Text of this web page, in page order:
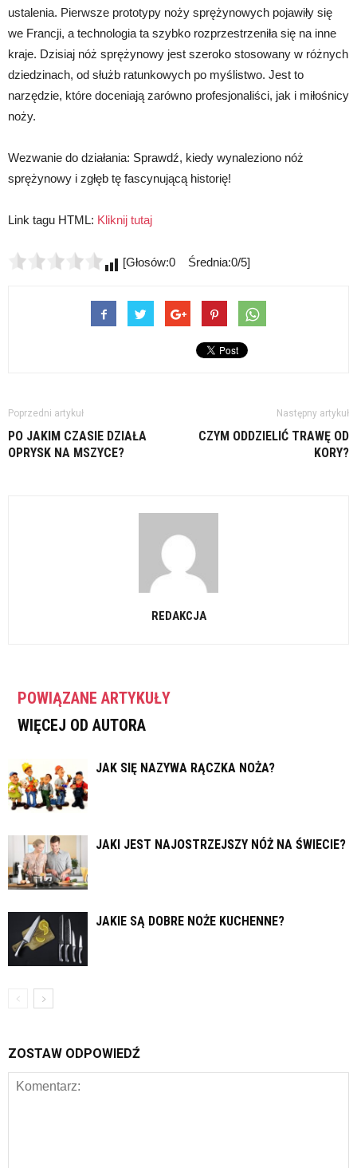
ustalenia. Pierwsze prototypy noży sprężynowych pojawiły się
we Francji, a technologia ta szybko rozprzestrzeniła się na inne
kraje. Dzisiaj nóż sprężynowy jest szeroko stosowany w różnych
dziedzinach, od służb ratunkowych po myślistwo. Jest to
narzędzie, które doceniają zarówno profesjonaliści, jak i miłośnicy
noży.
Wezwanie do działania: Sprawdź, kiedy wynaleziono nóż
sprężynowy i zgłęb tę fascynującą historię!
Link tagu HTML: Kliknij tutaj
[Głosów:0 Średnia:0/5]
Poprzedni artykuł
PO JAKIM CZASIE DZIAŁA
OPRYSK NA MSZYCE?
Następny artykuł
CZYM ODDZIELIĆ TRAWĘ OD
KORY?
REDAKCJA
POWIĄZANE ARTYKUŁY
WIĘCEJ OD AUTORA
JAK SIĘ NAZYWA RĄCZKA NOŻA?
JAKI JEST NAJOSTRZEJSZY NÓŻ NA ŚWIECIE?
JAKIE SĄ DOBRE NOŻE KUCHENNE?
ZOSTAW ODPOWIEDŹ